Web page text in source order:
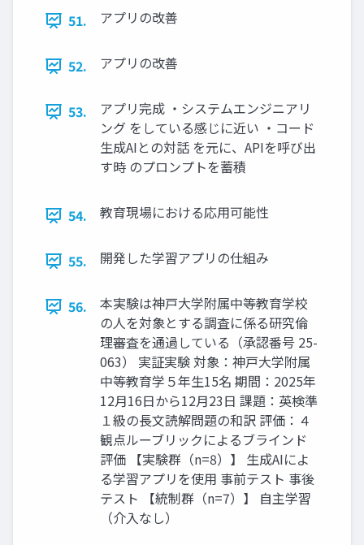
51. アプリの改善
52. アプリの改善
53.
アプリ完成 ・システムエンジニアリ
ング をしている感じに近い ・コード
生成AIとの対話 を元に、APIを呼び出
す時 のプロンプトを蓄積
54. 教育現場における応用可能性
55. 開発した学習アプリの仕組み
56.
本実験は神戸大学附属中等教育学校
の人を対象とする調査に係る研究倫
理審査を通過している（承認番号 25-
063） 実証実験 対象：神戸大学附属
中等教育学５年生15名 期間：2025年
12月16日から12月23日 課題：英検準
１級の長文読解問題の和訳 評価：４
観点ルーブリックによるブラインド
評価 【実験群（n=8）】 生成AIによ
る学習アプリを使用 事前テスト 事後
テスト 【統制群（n=7）】 自主学習
（介入なし）